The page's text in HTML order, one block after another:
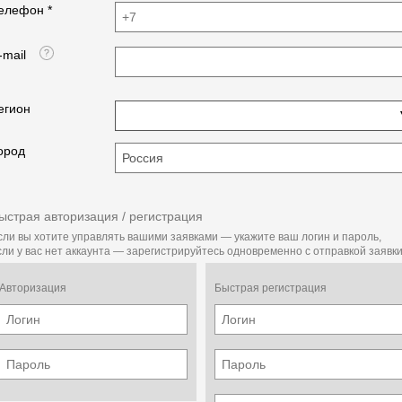
*
mail
авторизация / регистрация
вы хотите управлять вашими заявками — укажите ваш логин и пароль,
у вас нет аккаунта — зарегистрируйтесь одновременно с отправкой
Авторизация Быстрая регистрация